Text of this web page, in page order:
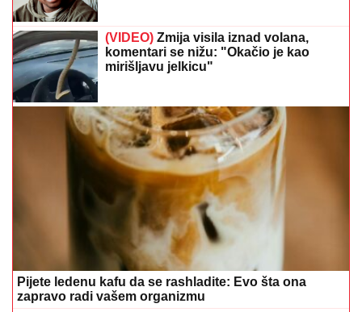
(VIDEO) Zmija visila iznad volana,
komentari se nižu: "Okačio je kao
mirišljavu jelkicu"
Pijete ledenu kafu da se rashladite: Evo šta ona
zapravo radi vašem organizmu